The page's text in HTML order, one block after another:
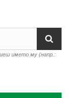
името му (напр.: